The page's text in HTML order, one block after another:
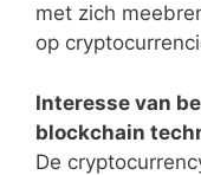
met zich
op
Interesse van
blockchain
De